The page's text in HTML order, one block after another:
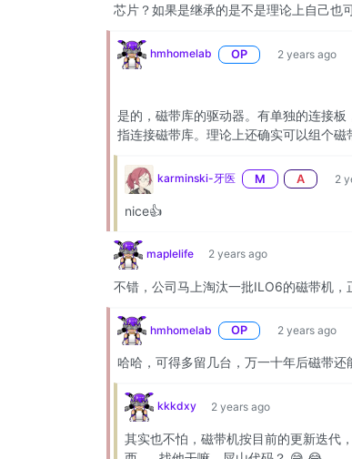
芯片？如果是继承的是不是理论上自己也
hmhomelab OP 2 years ago
是的，磁带库的驱动器。有单独的连接
指连接磁带库。理论上还确实可以组个
karminski-牙医 M A 2
nice👍
maplelife 2 years ago
不错，公司马上淘汰一批ILO6的磁带机，
hmhomelab OP 2 years ago
哈哈，可得多留几台，万一十年后磁带还
kkkdxy 2 years ago
其实也不怕，磁带机按目前的更新迭代